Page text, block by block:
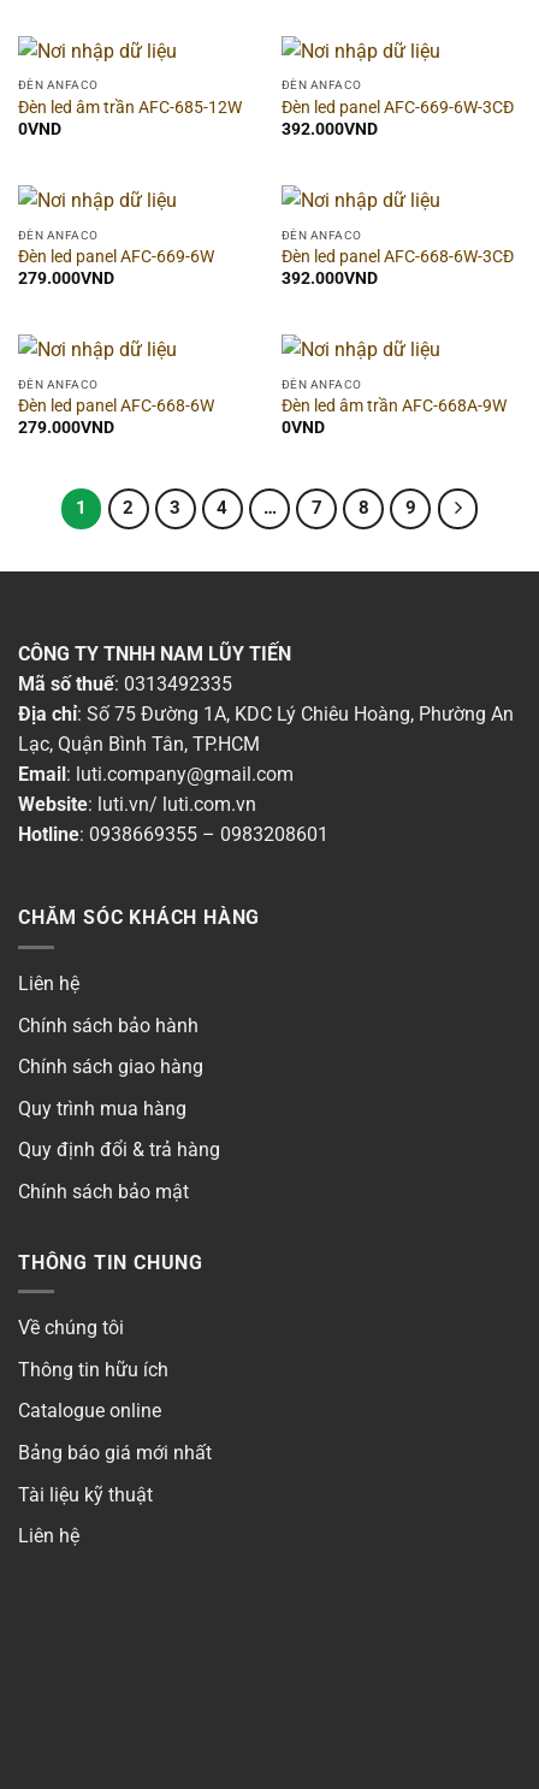
Ánh sáng
Chiều ngang
Chiều cao ▶
Khoét lỗ
Chip LED ▶
Thời gian bảo hành
Điện áp
Kiểm định
Có
Phong cách
Số cực
ĐÈN ANFACO
Đèn led âm trần AFC-685-12W
0VND
ĐÈN ANFACO
Đèn led panel AFC-669-6W-3CĐ
392.000VND
ĐÈN ANFACO
Đèn led panel AFC-669-6W
279.000VND
ĐÈN ANFACO
Đèn led panel AFC-668-6W-3CĐ
392.000VND
ĐÈN ANFACO
Đèn led panel AFC-668-6W
279.000VND
ĐÈN ANFACO
Đèn led âm trần AFC-668A-9W
0VND
1 2 3 4 … 7 8 9
CÔNG TY TNHH NAM LŨY TIẾN
Mã số thuế: 0313492335
Địa chỉ: Số 75 Đường 1A, KDC Lý Chiêu Hoàng, Phường An
Lạc, Quận Bình Tân, TP.HCM
Email: luti.company@gmail.com
Website: luti.vn/ luti.com.vn
Hotline: 0938669355 – 0983208601
CHĂM SÓC KHÁCH HÀNG
Liên hệ
Chính sách bảo hành
Chính sách giao hàng
Quy trình mua hàng
Quy định đổi & trả hàng
Chính sách bảo mật
THÔNG TIN CHUNG
Về chúng tôi
Thông tin hữu ích
Catalogue online
Bảng báo giá mới nhất
Tài liệu kỹ thuật
Liên hệ